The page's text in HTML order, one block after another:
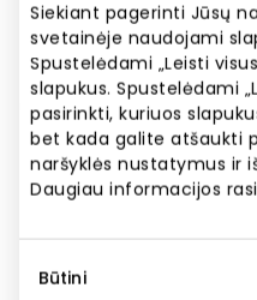
Siekiant pagerinti Jūsų
svetainėje naudojami
Spustelėdami „Leisti
slapukus. Spustelėdami
pasirinkti, kuriuos
bet kada galite atšaukti
naršyklės nustatymus ir
Daugiau informacijos
pasirinkimas
Būtini